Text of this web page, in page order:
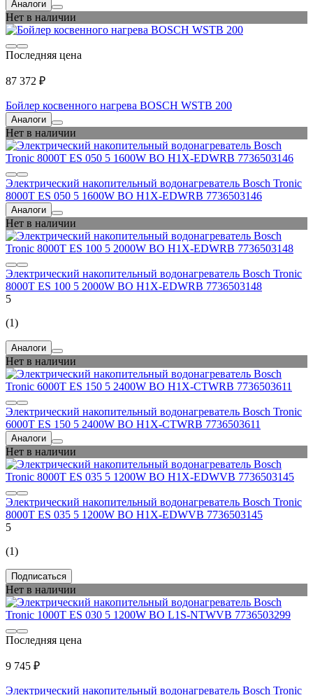
Аналоги
Нет в наличии
Последняя цена
87 372 ₽
Бойлер косвенного нагрева BOSCH WSTB 200
Аналоги
Нет в наличии
Электрический накопительный водонагреватель Bosch Tronic
8000T ES 050 5 1600W BO H1X-EDWRB 7736503146
Аналоги
Нет в наличии
Электрический накопительный водонагреватель Bosch Tronic
8000T ES 100 5 2000W BO H1X-EDWRB 7736503148
5
(1)
Аналоги
Нет в наличии
Электрический накопительный водонагреватель Bosch Tronic
6000T ES 150 5 2400W BO H1X-CTWRB 7736503611
Аналоги
Нет в наличии
Электрический накопительный водонагреватель Bosch Tronic
8000T ES 035 5 1200W BO H1X-EDWVB 7736503145
5
(1)
Подписаться
Нет в наличии
Последняя цена
9 745 ₽
Электрический накопительный водонагреватель Bosch Tronic